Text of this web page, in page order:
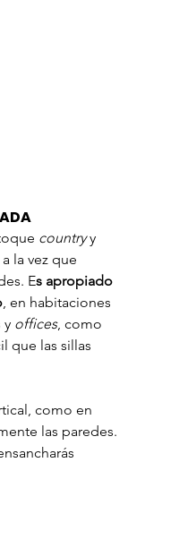
country y
la vez que
Es apropiado
, en habitaciones
y offices, como
que las sillas
como en
las paredes.